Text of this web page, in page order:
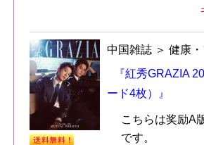
中国雑誌 ＞ 健康
『紅秀GRAZIA
ード4枚）』
こちらは奖励A
です。